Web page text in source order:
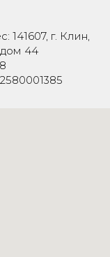
г. Клин,
44